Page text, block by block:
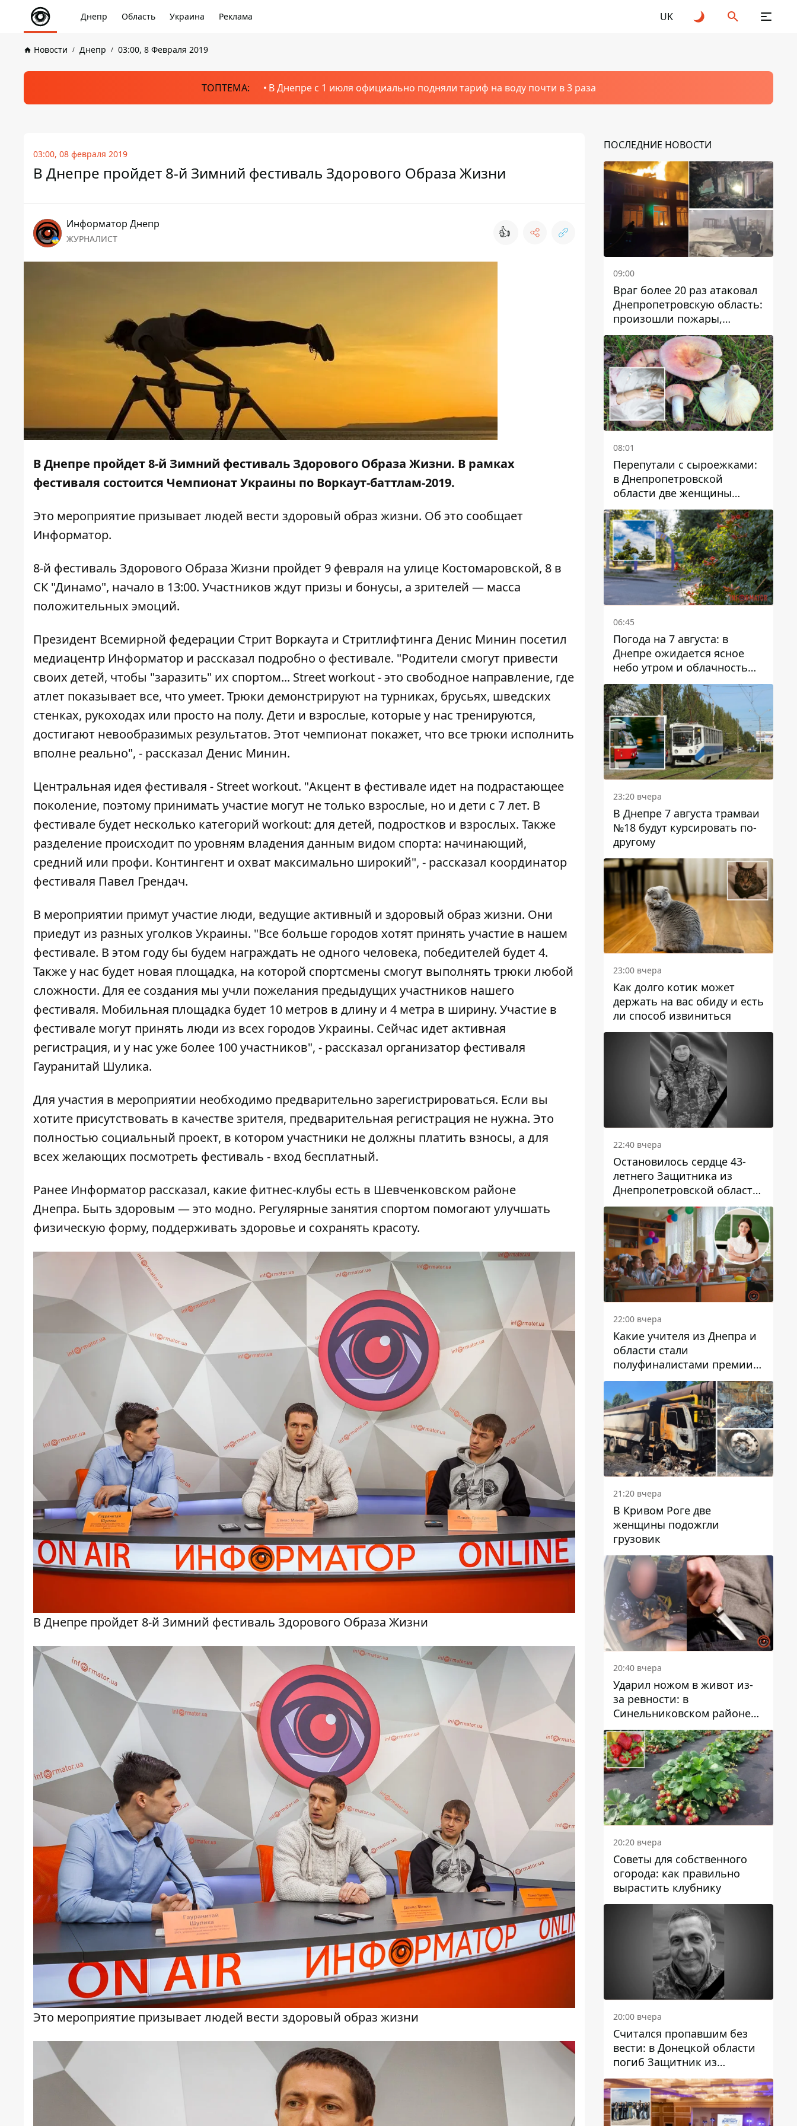
Днепр Область Украина Реклама UK
Новости Днепр 03:00, 8 Февраля 2019
ТОПТЕМА: В Днепре с 1 июля официально подняли тариф на воду почти в 3 раза
03:00, 08 февраля 2019
В Днепре пройдет 8-й Зимний фестиваль Здорового Образа Жизни
Информатор Днепр
ЖУРНАЛИСТ 👍
В Днепре пройдет 8-й Зимний фестиваль Здорового Образа Жизни. В рамках
фестиваля состоится Чемпионат Украины по Воркаут-баттлам-2019.
Это мероприятие призывает людей вести здоровый образ жизни. Об это сообщает
Информатор.
8-й фестиваль Здорового Образа Жизни пройдет 9 февраля на улице Костомаровской, 8 в
СК "Динамо", начало в 13:00. Участников ждут призы и бонусы, а зрителей — масса
положительных эмоций.
Президент Всемирной федерации Стрит Воркаута и Стритлифтинга Денис Минин посетил
медиацентр Информатор и рассказал подробно о фестивале. "Родители смогут привести
своих детей, чтобы "заразить" их спортом... Street workout - это свободное направление, где
атлет показывает все, что умеет. Трюки демонстрируют на турниках, брусьях, шведских
стенках, рукоходах или просто на полу. Дети и взрослые, которые у нас тренируются,
достигают невообразимых результатов. Этот чемпионат покажет, что все трюки исполнить
вполне реально", - рассказал Денис Минин.
Центральная идея фестиваля - Street workout. "Акцент в фестивале идет на подрастающее
поколение, поэтому принимать участие могут не только взрослые, но и дети с 7 лет. В
фестивале будет несколько категорий workout: для детей, подростков и взрослых. Также
разделение происходит по уровням владения данным видом спорта: начинающий,
средний или профи. Контингент и охват максимально широкий", - рассказал координатор
фестиваля Павел Грендач.
В мероприятии примут участие люди, ведущие активный и здоровый образ жизни. Они
приедут из разных уголков Украины. "Все больше городов хотят принять участие в нашем
фестивале. В этом году бы будем награждать не одного человека, победителей будет 4.
Также у нас будет новая площадка, на которой спортсмены смогут выполнять трюки любой
сложности. Для ее создания мы учли пожелания предыдущих участников нашего
фестиваля. Мобильная площадка будет 10 метров в длину и 4 метра в ширину. Участие в
фестивале могут принять люди из всех городов Украины. Сейчас идет активная
регистрация, и у нас уже более 100 участников", - рассказал организатор фестиваля
Гауранитай Шулика.
Для участия в мероприятии необходимо предварительно зарегистрироваться. Если вы
хотите присутствовать в качестве зрителя, предварительная регистрация не нужна. Это
полностью социальный проект, в котором участники не должны платить взносы, а для
всех желающих посмотреть фестиваль - вход бесплатный.
Ранее Информатор рассказал, какие фитнес-клубы есть в Шевченковском районе
Днепра. Быть здоровым — это модно. Регулярные занятия спортом помогают улучшать
физическую форму, поддерживать здоровье и сохранять красоту.
В Днепре пройдет 8-й Зимний фестиваль Здорового Образа Жизни
Это мероприятие призывает людей вести здоровый образ жизни
ПОСЛЕДНИЕ НОВОСТИ
09:00
Враг более 20 раз атаковал
Днепропетровскую область:
произошли пожары,
повреждены дома,
инфраструктура и авто
08:01
Перепутали с сыроежками:
в Днепропетровской
области две женщины
отравились грибами
06:45
Погода на 7 августа: в
Днепре ожидается ясное
небо утром и облачность
после обеда
23:20 вчера
В Днепре 7 августа трамваи
№18 будут курсировать по-
другому
23:00 вчера
Как долго котик может
держать на вас обиду и есть
ли способ извиниться
22:40 вчера
Остановилось сердце 43-
летнего Защитника из
Днепропетровской области
Евгения Зинченко
22:00 вчера
Какие учителя из Днепра и
области стали
полуфиналистами премии
Global Teacher Prize Ukraine
2026
21:20 вчера
В Кривом Роге две
женщины подожгли
грузовик
20:40 вчера
Ударил ножом в живот из-
за ревности: в
Синельниковском районе
задержали 49-летнего
мужчину за убийство
20:20 вчера
Советы для собственного
огорода: как правильно
вырастить клубнику
20:00 вчера
Считался пропавшим без
вести: в Донецкой области
погиб Защитник из
Каменского Антон
Красовский